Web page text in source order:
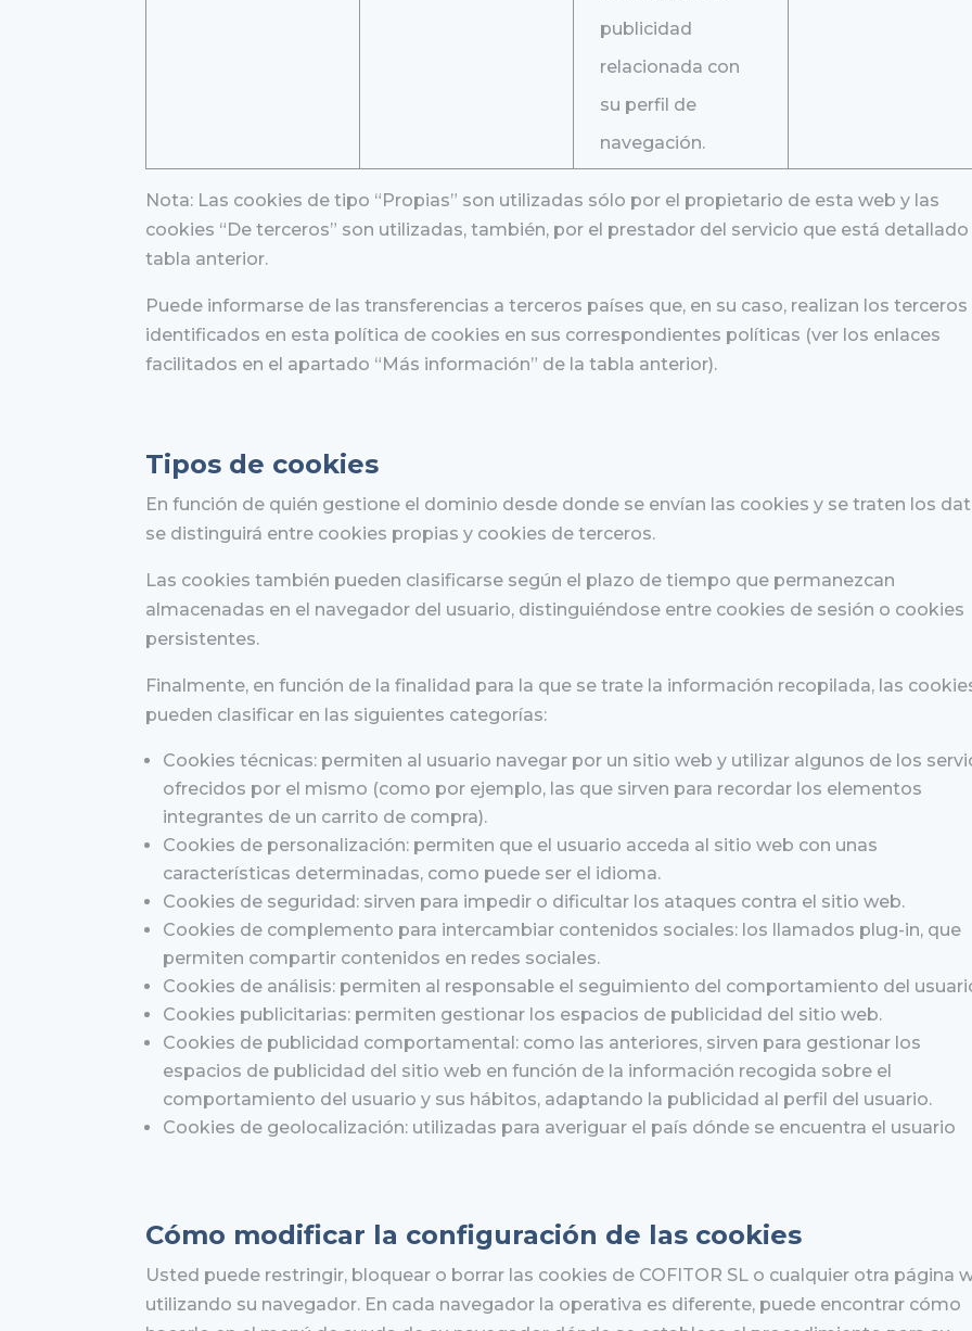
publicidad
relacionada con
su perfil de
navegación.
Nota: Las cookies de tipo “Propias” son utilizadas sólo por el propietario de esta web y las
cookies “De terceros” son utilizadas, también, por el prestador del servicio que está detallado
tabla anterior.
Puede informarse de las transferencias a terceros países que, en su caso, realizan los terceros
identificados en esta política de cookies en sus correspondientes políticas (ver los enlaces
facilitados en el apartado “Más información” de la tabla anterior).
Tipos de cookies
En función de quién gestione el dominio desde donde se envían las cookies y se traten los
se distinguirá entre cookies propias y cookies de terceros.
Las cookies también pueden clasificarse según el plazo de tiempo que permanezcan
almacenadas en el navegador del usuario, distinguiéndose entre cookies de sesión o cookies
persistentes.
Finalmente, en función de la finalidad para la que se trate la información recopilada, las
pueden clasificar en las siguientes categorías:
Cookies técnicas: permiten al usuario navegar por un sitio web y utilizar algunos de los
ofrecidos por el mismo (como por ejemplo, las que sirven para recordar los elementos
integrantes de un carrito de compra).
Cookies de personalización: permiten que el usuario acceda al sitio web con unas
características determinadas, como puede ser el idioma.
Cookies de seguridad: sirven para impedir o dificultar los ataques contra el sitio web.
Cookies de complemento para intercambiar contenidos sociales: los llamados plug-in, que
permiten compartir contenidos en redes sociales.
Cookies de análisis: permiten al responsable el seguimiento del comportamiento del
Cookies publicitarias: permiten gestionar los espacios de publicidad del sitio web.
Cookies de publicidad comportamental: como las anteriores, sirven para gestionar los
espacios de publicidad del sitio web en función de la información recogida sobre el
comportamiento del usuario y sus hábitos, adaptando la publicidad al perfil del usuario.
Cookies de geolocalización: utilizadas para averiguar el país dónde se encuentra el usuario
Cómo modificar la configuración de las cookies
Usted puede restringir, bloquear o borrar las cookies de COFITOR SL o cualquier otra página
utilizando su navegador. En cada navegador la operativa es diferente, puede encontrar cómo